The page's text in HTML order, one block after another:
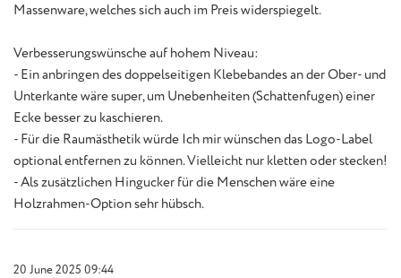
Massenware, welches sich auch im Preis widerspiegelt.
Verbesserungswünsche auf hohem Niveau:
- Ein anbringen des doppelseitigen Klebebandes an der Ober- und
Unterkante wäre super, um Unebenheiten (Schattenfugen) einer
Ecke besser zu kaschieren.
- Für die Raumästhetik würde Ich mir wünschen das Logo-Label
optional entfernen zu können. Vielleicht nur kletten oder stecken!
- Als zusätzlichen Hingucker für die Menschen wäre eine
Holzrahmen-Option sehr hübsch.
20 June 2025 09:44